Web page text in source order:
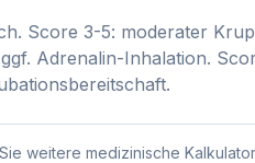
Score 3-5: moderater
Adrenalin-Inhalation.
weitere medizinische